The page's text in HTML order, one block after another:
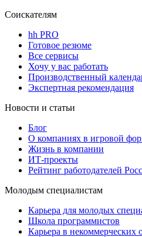
Соискателям
hh PRO
Готовое резюме
Все сервисы
Хочу у вас работать
Производственный
Экспертная рекомендация
Новости и статьи
Блог
О компаниях в игровой
Жизнь в компании
ИТ-проекты
Рейтинг работодателей
Молодым специалистам
Карьера для молодых
Школа программистов
Карьера в некоммерческих